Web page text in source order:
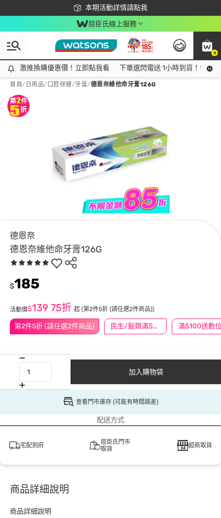
本期活動詳情請點我
下載app最高回饋$350
屈臣氏線上服務
0
激推換購優惠價！立即點我看
激推換購優惠價！立即點我看 下單選閃電送 1小時到貨！領神
首頁/ 日用品/ 口腔保健/牙膏/德恩奈維他命牙膏126G
德恩奈
德恩奈維他命牙膏126G
第2件5折 (請任選2件商品) 民生/髮類滿$388送舒潔冰巾
$185
活動價$139 75折 起 (第2件5折 (請任選2件商品))
加入購物袋
查看門市庫存 (可能有時間誤差)
配送方式
宅配到府
屈臣氏門市
取貨
超商取貨
商品詳細說明
商品詳細說明